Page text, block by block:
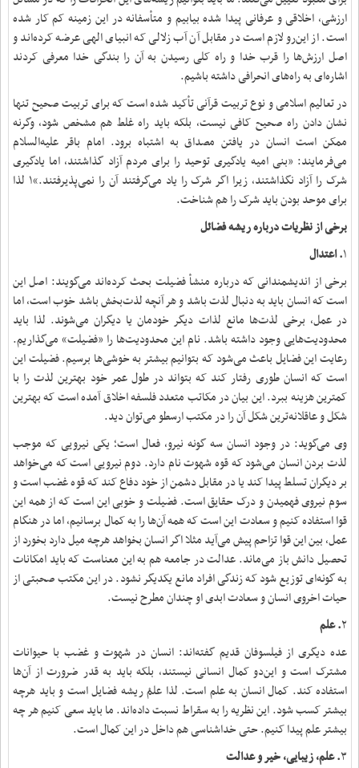
ارزشی، اخلاقی و عرفانی پیدا شده بیابیم و متأسفانه در این زمینه کم کار شده
است. از این‌رو لازم است در مقابل آن آب زلالی که انبیای الهی عرضه کرده‌اند و
اصل ارزش‌ها را قرب خدا و راه کلی‌ رسیدن به آن را بندگی خدا معرفی کردند
اشاره‌ای به راه‌های انحرافی داشته باشیم.
در تعالیم اسلامی و نوع تربیت قرآنی تأکید شده است که برای تربیت صحیح تنها
نشان دادن راه صحیح کافی نیست، بلکه باید راه غلط هم مشخص شود، وگرنه
ممکن است انسان در یافتن مصداق به اشتباه برود. امام باقر علیه‌السلام
می‌فرمایند: «بنی امیه یادگیری توحید را برای مردم آزاد گذاشتند، اما یادگیری
شرک را آزاد نگذاشتند، زیرا اگر شرک را یاد می‌گرفتند آن را نمی‌پذیرفتند.»۱ لذا
برای موحد بودن باید شرک را هم شناخت.
برخی از نظریات درباره ریشه فضائل
۱. اعتدال
برخی از اندیشمندانی که درباره منشأ فضیلت بحث کرده‌اند می‌گویند: اصل این
است که انسان باید به دنبال لذت باشد و هر آنچه لذت‌بخش باشد خوب است، اما
در عمل، برخی لذت‌ها مانع لذات دیگر خودمان یا دیگران می‌شوند. لذا باید
محدودیت‌هایی وجود داشته باشد. نام این محدودیت‌ها را «فضیلت» می‌گذاریم.
رعایت این فضایل باعث می‌شود که بتوانیم بیشتر به خوشی‌ها برسیم. فضیلت این
است که انسان طوری رفتار کند که بتواند در طول عمر خود بهترین لذت را با
کمترین هزینه ببرد. این بیان در مکاتب متعدد فلسفه اخلاق آمده است که بهترین
شکل و عاقلانه‌ترین شکل آن را در مکتب ارسطو می‌توان دید.
وی می‌گوید: در وجود انسان سه گونه نیرو، فعال است؛ یکی‌ نیرویی که موجب
لذت بردن انسان می‌شود که قوه شهوت نام دارد. دوم نیرویی است که می‌خواهد
بر دیگران تسلط پیدا کند یا در مقابل دشمن از خود دفاع کند که قوه غضب است و
سوم نیروی فهمیدن و درک حقایق است. فضیلت و خوبی این است که از همه این
قوا استفاده کنیم و سعادت این است که همه آن‌ها را به کمال برسانیم، اما در هنگام
عمل، بین این قوا تزاحم پیش می‌آید مثلا اگر انسان بخواهد هرچه میل دارد بخورد از
تحصیل دانش باز می‌ماند. عدالت در جامعه هم به این معناست که باید امکانات
به گونه‌ای توزیع شود که زندگی افراد مانع یکدیگر نشود. در این مکتب صحبتی از
حیات اخروی انسان و سعادت ابدی او چندان مطرح نیست.
۲. علم
عده دیگری از فیلسوفان قدیم گفته‌اند: انسان در شهوت و غضب با حیوانات
مشترک است و این‌دو کمال انسانی نیستند، بلکه باید به قدر ضرورت از آن‌ها
استفاده کند. کمال انسان به علم است. لذا علمْ ریشه فضایل است و باید هرچه
بیشتر کسب شود. این نظریه را به سقراط نسبت داده‌اند. ما باید سعی کنیم هر چه
بیشتر علم پیدا کنیم. حتی خداشناسی هم داخل در این کمال است.
۳. علم، زیبایی، خیر و عدالت